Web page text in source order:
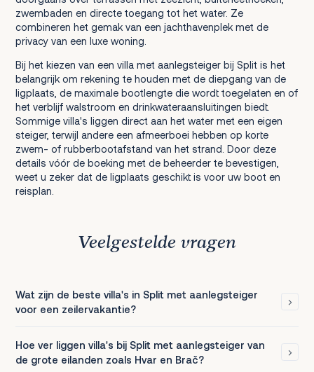
zwembaden en directe toegang tot het water. Ze
combineren het gemak van een jachthavenplek met de
privacy van een luxe woning.
Bij het kiezen van een villa met aanlegsteiger bij Split is het
belangrijk om rekening te houden met de diepgang van de
ligplaats, de maximale bootlengte die wordt toegelaten en of
het verblijf walstroom en drinkwateraansluitingen biedt.
Sommige villa's liggen direct aan het water met een eigen
steiger, terwijl andere een afmeerboei hebben op korte
zwem- of rubberbootafstand van het strand. Door deze
details vóór de boeking met de beheerder te bevestigen,
weet u zeker dat de ligplaats geschikt is voor uw boot en
reisplan.
Veelgestelde vragen
Wat zijn de beste villa's in Split met aanlegsteiger
voor een zeilervakantie?
Hoe ver liggen villa's bij Split met aanlegsteiger van
de grote eilanden zoals Hvar en Brač?